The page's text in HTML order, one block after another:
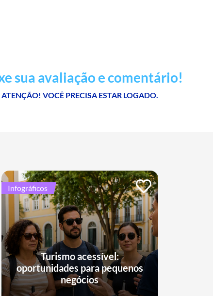
sua avaliação e comentário!
ATENÇÃO! VOCÊ PRECISA ESTAR LOGADO.
Infográficos
Turismo acessível:
oportunidades para pequenos
negócios